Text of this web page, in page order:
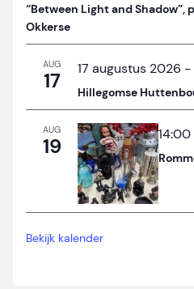
“Between Light and
Okkerse
AUG
17 17 augustus 2026 -
Hillegomse
AUG
19 14:00
Bekijk kalender